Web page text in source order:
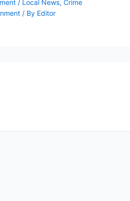
/ Local News, Crime
/ By Editor